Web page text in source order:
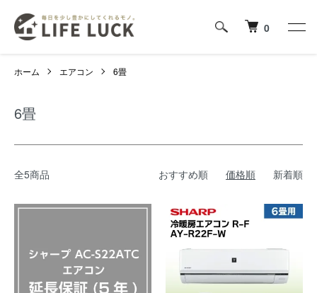
0
ホーム エアコン 6畳
6畳
全5商品 おすすめ順 価格順 新着順